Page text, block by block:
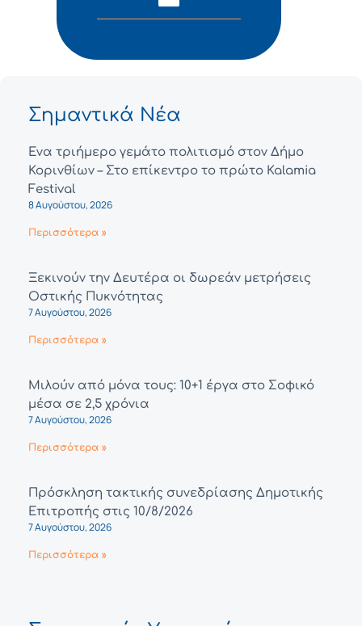
Σημαντικά Νέα
Ένα τριήμερο γεμάτο πολιτισμό στον Δήμο
Κορινθίων – Στο επίκεντρο το πρώτο Kalamia
Festival
8 Αυγούστου, 2026
Περισσότερα »
Ξεκινούν την Δευτέρα οι δωρεάν μετρήσεις
Οστικής Πυκνότητας
7 Αυγούστου, 2026
Περισσότερα »
Μιλούν από μόνα τους: 10+1 έργα στο Σοφικό
μέσα σε 2,5 χρόνια
7 Αυγούστου, 2026
Περισσότερα »
Πρόσκληση τακτικής συνεδρίασης Δημοτικής
Επιτροπής στις 10/8/2026
7 Αυγούστου, 2026
Περισσότερα »